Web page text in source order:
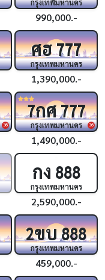
กรุงเทพมหานคร
990,000.-
ศฮ777
กรุงเทพมหานคร
1,390,000.-
36 36
7กศ777
กรุงเทพมหานคร
1,490,000.-
กง 888
กรุงเทพมหานคร
2,590,000.-
2ขบ888
กรุงเทพมหานคร
459,000.-